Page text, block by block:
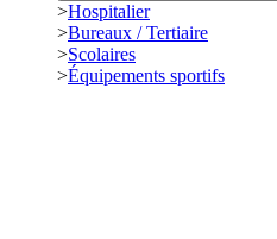
>Hospitalier
>Bureaux / Tertiaire
>Scolaires
>Équipements sportifs